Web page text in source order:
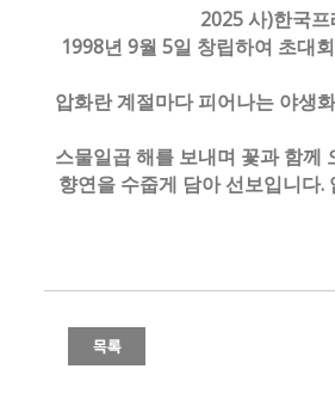
2025 사)한국
1998년 9월 5일 창립하여 초대
압화란 계절마다 피어나는 야생
스물일곱 해를 보내며 꽃과 함께
향연을 수줍게 담아 선보입니다